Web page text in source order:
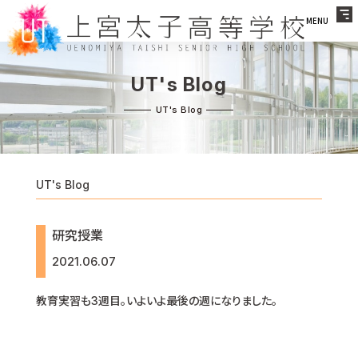
MENU
UT's Blog
UT's Blog
研究授業
2021.06.07
教育実習も3週目。いよいよ最後の週になりました。